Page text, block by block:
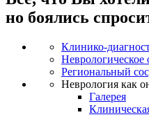
но боялись
Клинико-
Региональный
Неврология как
Галерея